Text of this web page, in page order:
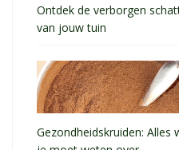
Ontdek de verborgen
van jouw tuin
Gezondheidskruiden: Alles